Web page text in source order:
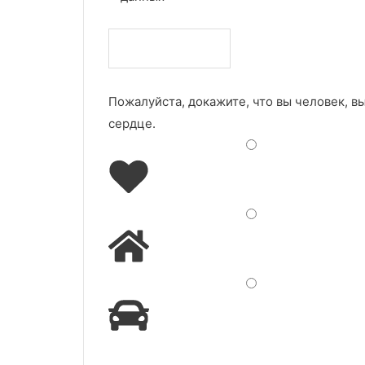
Пожалуйста, докажите, что вы человек,
сердце.